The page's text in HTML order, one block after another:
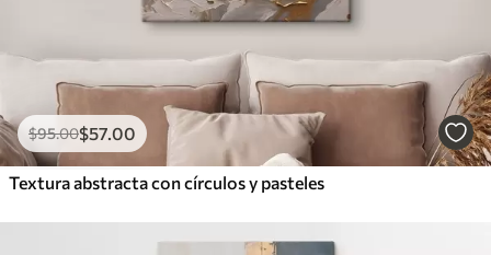
$95.00$57.00
Textura abstracta con círculos y pasteles